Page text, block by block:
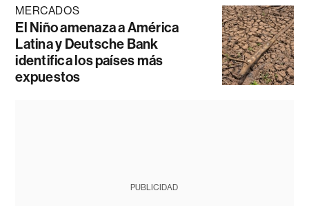
MERCADOS
El Niño amenaza a América
Latina y Deutsche Bank
identifica los países más
expuestos
PUBLICIDAD